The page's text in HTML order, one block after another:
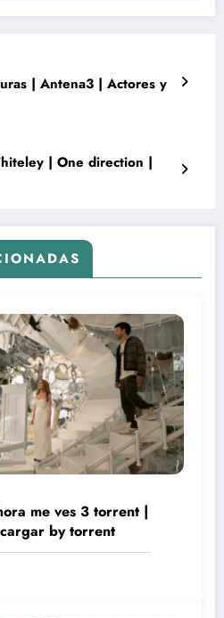
| Antena3 | Actores y
| One direction |
me ves 3 torrent |
by torrent